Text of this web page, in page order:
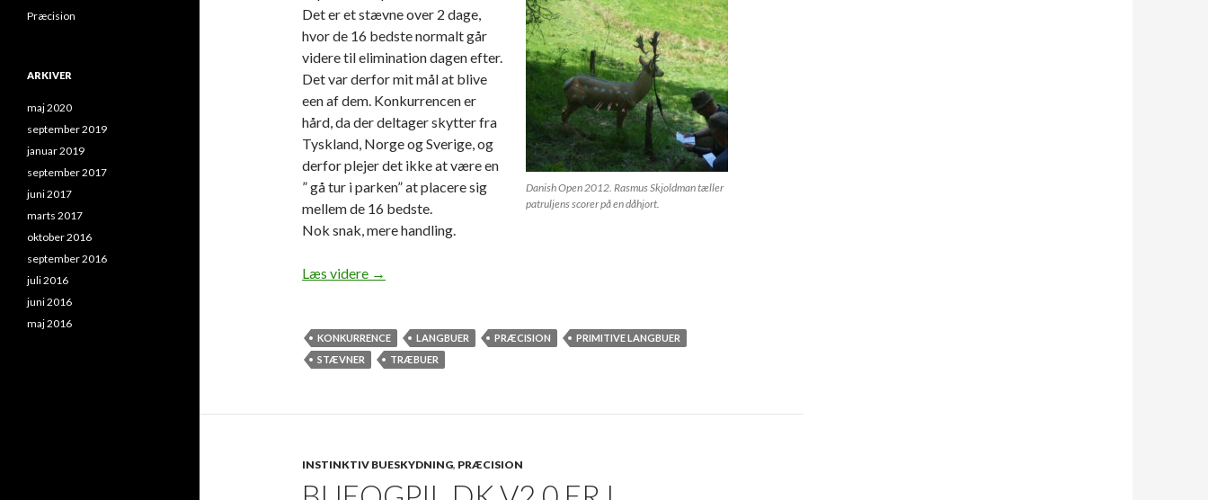
Danish Open 2012. Rasmus Skjoldman tæller
patruljens scorer på en dåhjort.
Det er et stævne over 2 dage,
hvor de 16 bedste normalt går
videre til elimination dagen efter.
Det var derfor mit mål at blive
een af dem. Konkurrencen er
hård, da der deltager skytter fra
Tyskland, Norge og Sverige, og
derfor plejer det ikke at være en
” gå tur i parken” at placere sig
mellem de 16 bedste.
Nok snak, mere handling.
Læs videre Til Danish open med træbue-lobbyisterne
→
KONKURRENCE LANGBUER PRÆCISION
PRIMITIVE LANGBUER
STÆVNER
TRÆBUER
INSTINKTIV BUESKYDNING, PRÆCISION
Præcision
ARKIVER
maj 2020
september 2019
januar 2019
september 2017
juni 2017
marts 2017
oktober 2016
september 2016
juli 2016
juni 2016
maj 2016